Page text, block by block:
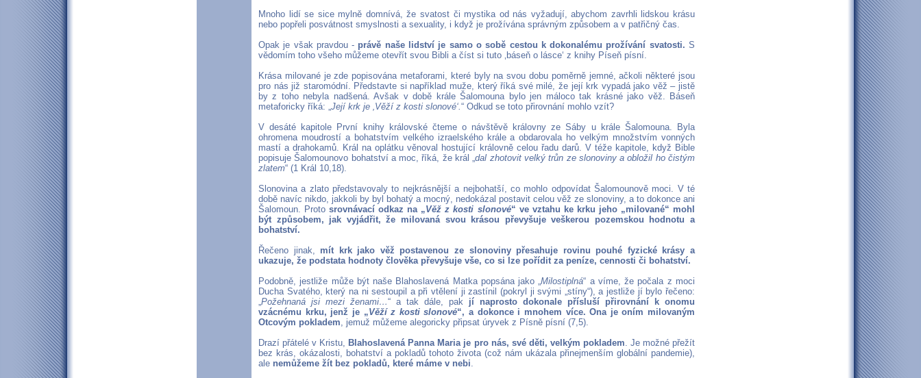
Mnoho lidí se sice mylně domnívá, že svatost či mystika od nás vyžadují, abychom zavrhli lidskou krásu
nebo popřeli posvátnost smyslnosti a sexuality, i když je prožívána správným způsobem a v patřičný čas.
Opak je však pravdou - právě naše lidství je samo o sobě cestou k dokonalému prožívání svatosti. S
vědomím toho všeho můžeme otevřít svou Bibli a číst si tuto ‚báseň o lásce‘ z knihy Píseň písní.
Krása milované je zde popisována metaforami, které byly na svou dobu poměrně jemné, ačkoli některé jsou
pro nás již staromódní. Představte si například muže, který říká své milé, že její krk vypadá jako věž – jistě
by z toho nebyla nadšená. Avšak v době krále Šalomouna bylo jen máloco tak krásné jako věž. Báseň
metaforicky říká: „Její krk je ‚Věží z kosti slonové‘.“ Odkud se toto přirovnání mohlo vzít?
V desáté kapitole První knihy královské čteme o návštěvě královny ze Sáby u krále Šalomouna. Byla
ohromena moudrostí a bohatstvím velkého izraelského krále a obdarovala ho velkým množstvím vonných
mastí a drahokamů. Král na oplátku věnoval hostující královně celou řadu darů. V téže kapitole, když Bible
popisuje Šalomounovo bohatství a moc, říká, že král „dal zhotovit velký trůn ze slonoviny a obložil ho čistým
zlatem“ (1 Král 10,18).
Slonovina a zlato představovaly to nejkrásnější a nejbohatší, co mohlo odpovídat Šalomounově moci. V té
době navíc nikdo, jakkoli by byl bohatý a mocný, nedokázal postavit celou věž ze slonoviny, a to dokonce ani
Šalomoun. Protosrovnávací odkaz na „Věž z kosti slonové“ ve vztahu ke krku jeho „milované“ mohl
být způsobem, jak vyjádřit, že milovaná svou krásou převyšuje veškerou pozemskou hodnotu a
bohatství.
Řečeno jinak, mít krk jako věž postavenou ze slonoviny přesahuje rovinu pouhé fyzické krásy a
ukazuje, že podstata hodnoty člověka převyšuje vše, co si lze pořídit za peníze, cennosti či bohatství.
Podobně, jestliže může být naše Blahoslavená Matka popsána jako „Milostiplná“ a víme, že počala z moci
Ducha Svatého, který na ni sestoupil a při vtělení ji zastínil (pokryl ji svými „stíny“), a jestliže jí bylo řečeno:
„Požehnaná jsi mezi ženami…“ a tak dále, pak jí naprosto dokonale přísluší přirovnání k onomu
vzácnému krku, jenž je „Věží z kosti slonové“, a dokonce i mnohem více. Ona je oním milovaným
Otcovým pokladem, jemuž můžeme alegoricky připsat úryvek z Písně písní (7,5).
Drazí přátelé v Kristu, Blahoslavená Panna Maria je pro nás, své děti, velkým pokladem. Je možné přežít
bez krás, okázalosti, bohatství a pokladů tohoto života (což nám ukázala přinejmenším globální pandemie),
ale nemůžeme žít bez pokladů, které máme v nebi.